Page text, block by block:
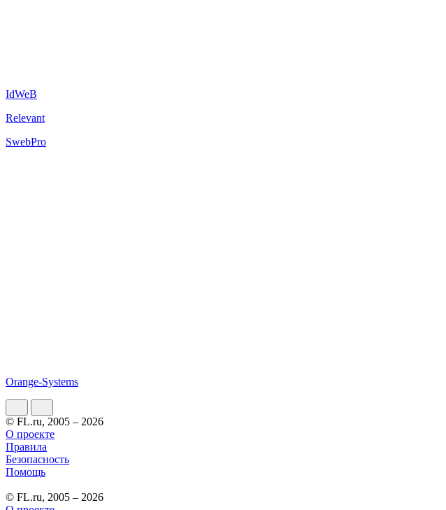
IdWeB
Relevant
SwebPro
Orange-Systems
© FL.ru, 2005 – 2026
О проекте
Правила
Безопасность
Помощь
© FL.ru, 2005 – 2026